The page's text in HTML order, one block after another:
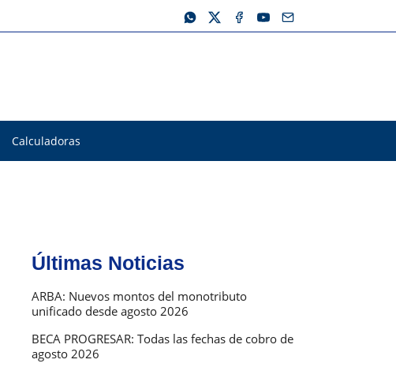
Calculadoras
Últimas Noticias
ARBA: Nuevos montos del monotributo
unificado desde agosto 2026
BECA PROGRESAR: Todas las fechas de cobro de
agosto 2026